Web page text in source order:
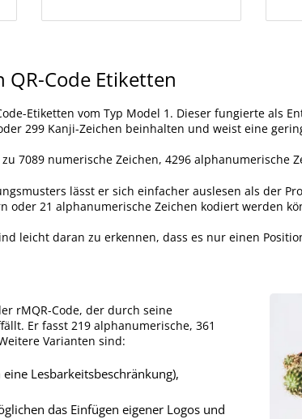
Code Etiketten
Etiketten vom Typ Model 1. Dieser fungierte als
299 Kanji-Zeichen beinhalten und weist eine
7089 numerische Zeichen, 4296 alphanumerische
lässt er sich einfacher auslesen als der
oder 21 alphanumerische Zeichen kodiert werden
leicht daran zu erkennen, dass es nur einen
rMQR-Code, der durch seine
Er fasst 219 alphanumerische, 361
Varianten sind:
Lesbarkeitsbeschränkung),
das Einfügen eigener Logos und